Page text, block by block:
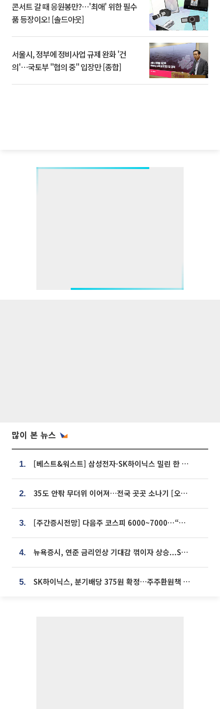
콘서트 갈 때 응원봉만?⋯'최애' 위한 필수
품 등장이오! [솔드아웃]
서울시, 정부에 정비사업 규제 완화 '건
의'⋯국토부 "협의 중" 입장만 [종합]
많이 본 뉴스
1. [베스트&워스트] 삼성전자·SK하이닉스 밀린 한 주…상상인증권은 85% 급등
2. 35도 안팎 무더위 이어져…전국 곳곳 소나기 [오늘 날씨]
3. [주간증시전망] 다음주 코스피 6000~7000⋯“外人 수급은 정책이 변수”
4. 뉴욕증시, 연준 금리인상 기대감 꺾이자 상승...S&P500 사상 최고치 [종합]
5. SK하이닉스, 분기배당 375원 확정…주주환원책 9월로 앞당겨 발표